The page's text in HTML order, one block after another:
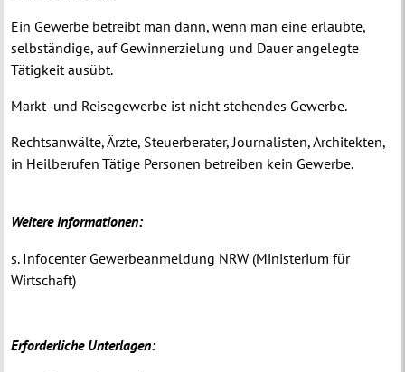
Ein Gewerbe betreibt man dann, wenn man eine erlaubte,
selbständige, auf Gewinnerzielung und Dauer angelegte
Tätigkeit ausübt.
Markt- und Reisegewerbe ist nicht stehendes Gewerbe.
Rechtsanwälte, Ärzte, Steuerberater, Journalisten, Architekten,
in Heilberufen Tätige Personen betreiben kein Gewerbe.
Weitere Informationen:
s. Infocenter Gewerbeanmeldung NRW (Ministerium für
Wirtschaft)
Erforderliche Unterlagen: